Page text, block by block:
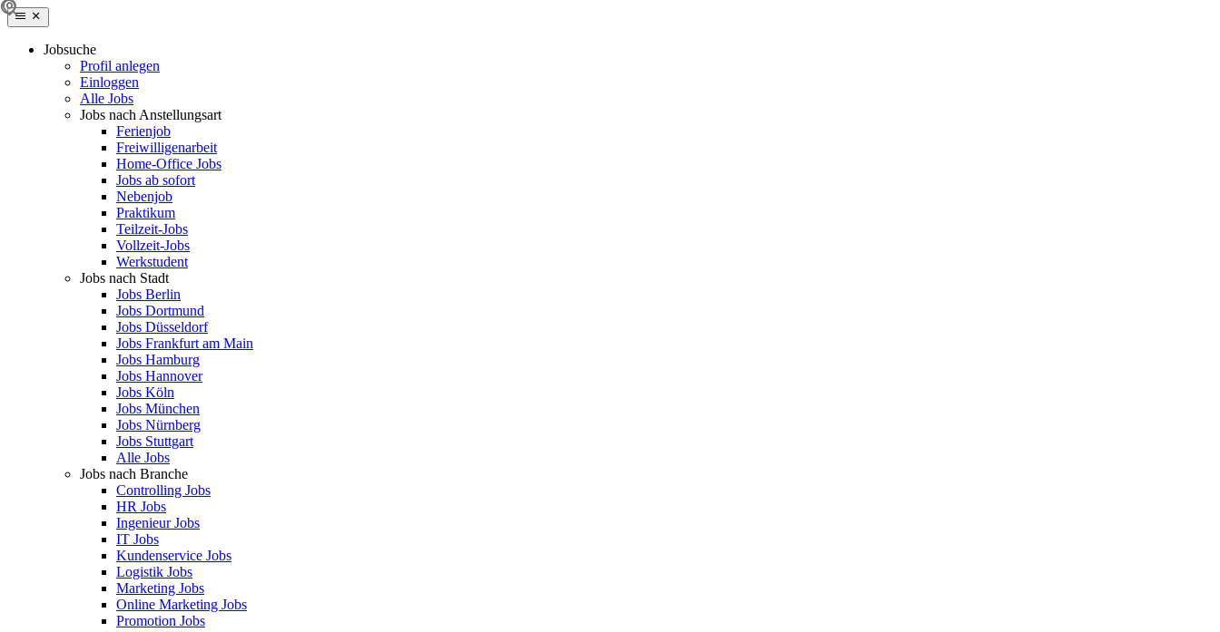
Jobsuche
Profil anlegen
Einloggen
Alle Jobs
Jobs nach Anstellungsart
Ferienjob
Freiwilligenarbeit
Home-Office Jobs
Jobs ab sofort
Nebenjob
Praktikum
Teilzeit-Jobs
Vollzeit-Jobs
Werkstudent
Jobs nach Stadt
Jobs Berlin
Jobs Dortmund
Jobs Düsseldorf
Jobs Frankfurt am Main
Jobs Hamburg
Jobs Hannover
Jobs Köln
Jobs München
Jobs Nürnberg
Jobs Stuttgart
Alle Jobs
Jobs nach Branche
Controlling Jobs
HR Jobs
Ingenieur Jobs
IT Jobs
Kundenservice Jobs
Logistik Jobs
Marketing Jobs
Online Marketing Jobs
Promotion Jobs